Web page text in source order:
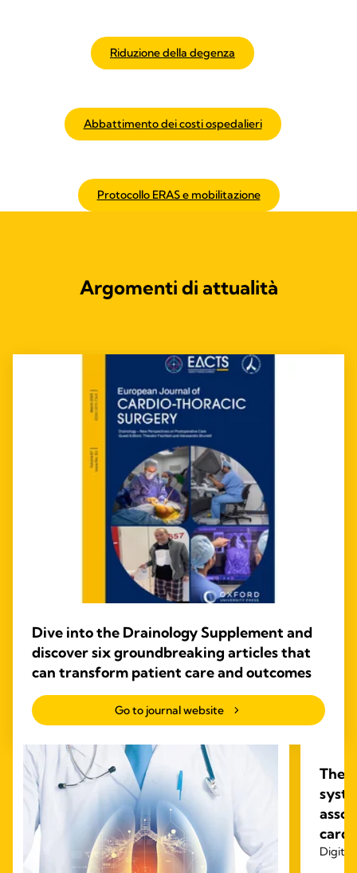
Riduzione della degenza
Abbattimento dei costi ospedalieri
Protocollo ERAS e mobilitazione
Argomenti di attualità
Dive into the Drainology Supplement and
discover six groundbreaking articles that
can transform patient care and outcomes
Go to journal website
The
Digital